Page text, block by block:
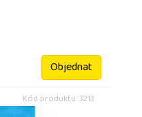
Objednat
Kód produktu: 3213